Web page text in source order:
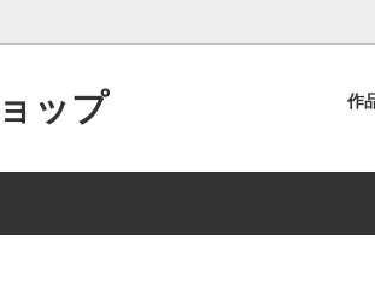
ップ 作
英雄伝説 零の軌跡
ラウラ・S・アルゼイド